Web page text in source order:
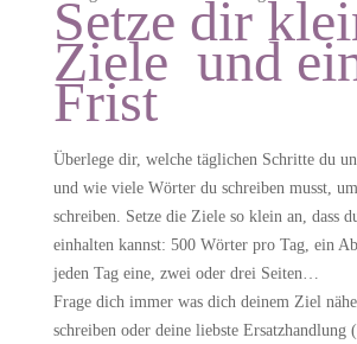
Setze dir
Ziele und
Frist
Überlege dir, welche täglichen Schritte du
und wie viele Wörter du schreiben musst,
schreiben. Setze die Ziele so klein an, dass
einhalten kannst: 500 Wörter pro Tag, ein
jeden Tag eine, zwei oder drei Seiten…
Frage dich immer was dich deinem Ziel
schreiben oder deine liebste Ersatzhandlung